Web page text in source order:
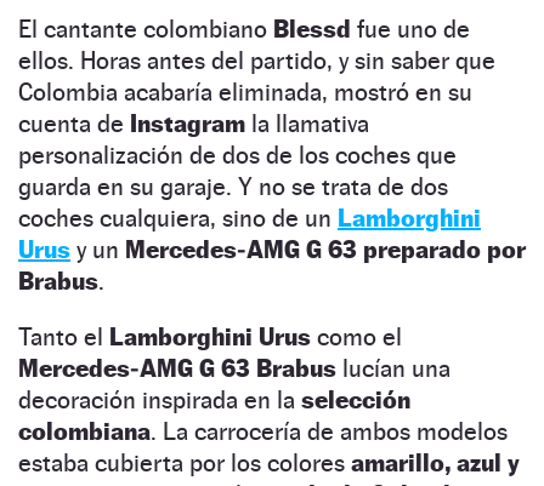
El cantante colombiano Blessd fue uno de
ellos. Horas antes del partido, y sin saber que
Colombia acabaría eliminada, mostró en su
cuenta de Instagram la llamativa
personalización de dos de los coches que
guarda en su garaje. Y no se trata de dos
coches cualquiera, sino de un Lamborghini
Urus y un Mercedes‑AMG G 63 preparado por
Brabus.
Tanto el Lamborghini Urus como el
Mercedes‑AMG G 63 Brabus lucían una
decoración inspirada en la selección
colombiana. La carrocería de ambos modelos
estaba cubierta por los colores amarillo, azul y